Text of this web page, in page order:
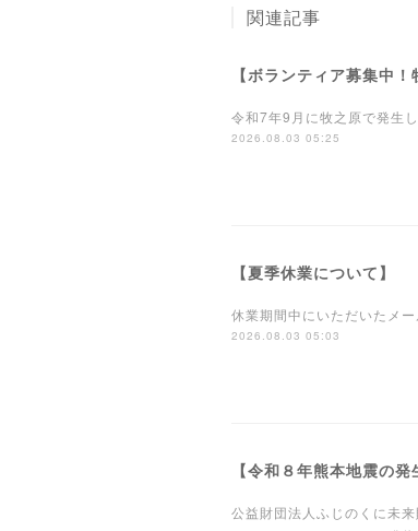
関連記事
【ボランティア募集中
令和7年9月に牧之原で発生
2026.08.03 05:25
【夏季休業について】
休業期間中にいただいたメ
2026.08.03 05:03
【令和８年熊本地震の
公益財団法人ふじのくに未